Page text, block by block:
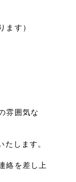
ます）
雰囲気な
します。
絡を差し上